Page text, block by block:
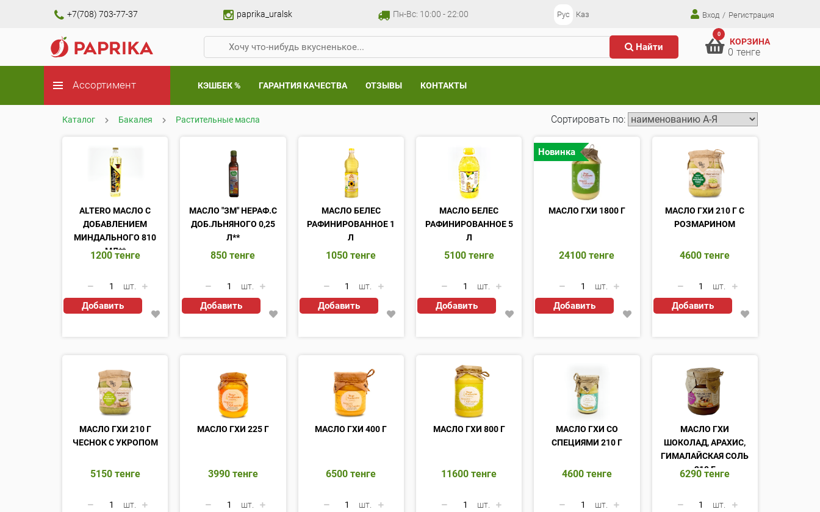
+7(708) 703-77-37 paprika_uralsk Пн-Вс: 10:00 - 22:00 Рус Каз Вход / Регистрация
Найти
0
КОРЗИНА
0 тенге
Ассортимент КЭШБЕК % ГАРАНТИЯ КАЧЕСТВА ОТЗЫВЫ КОНТАКТЫ
Каталог Бакалея Растительные масла Сортировать по:
ALTERO МАСЛО С
ДОБАВЛЕНИЕМ
МИНДАЛЬНОГО 810
МЛ**
1200 тенге
шт.
Добавить
МАСЛО "ЗМ" НЕРАФ.С
ДОБ.ЛЬНЯНОГО 0,25
Л**
850тенге
шт.
Добавить
МАСЛО БЕЛЕС
РАФИНИРОВАННОЕ 1
Л
1050тенге
шт.
Добавить
МАСЛО БЕЛЕС
РАФИНИРОВАННОЕ 5
Л
5100 тенге
шт.
Добавить
Новинка
МАСЛО ГХИ 1800 Г
24100тенге
шт.
Добавить
МАСЛО ГХИ 210 Г С
РОЗМАРИНОМ
4600тенге
шт.
Добавить
МАСЛО ГХИ 210 Г
ЧЕСНОК С УКРОПОМ
5150 тенге
шт.
МАСЛО ГХИ 225 Г
3990 тенге
шт.
МАСЛО ГХИ 400 Г
6500тенге
шт.
МАСЛО ГХИ 800 Г
11600тенге
шт.
МАСЛО ГХИ СО
СПЕЦИЯМИ 210 Г
4600 тенге
шт.
МАСЛО ГХИ
ШОКОЛАД, АРАХИС,
ГИМАЛАЙСКАЯ СОЛЬ
210 Г
6290тенге
шт.